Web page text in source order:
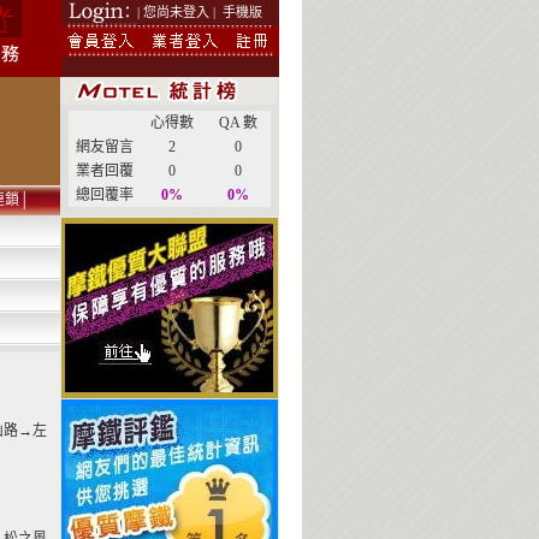
| 您尚未登入 | 手機版
心得數
QA 數
網友留言
2
0
業者回覆
0
0
總回覆率
0% 0%
鎖│
路→左